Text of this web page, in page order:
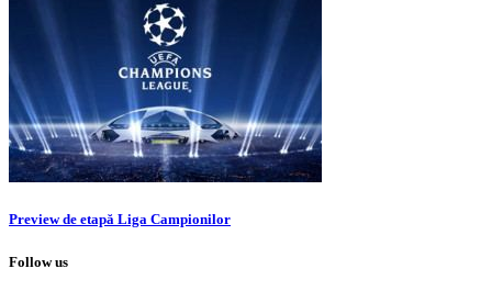
Preview de etapă Liga Campionilor
Follow us